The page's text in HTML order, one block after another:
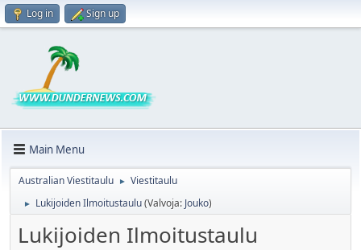
Log in Sign up
Main Menu
Australian Viestitaulu ► Viestitaulu
► Lukijoiden Ilmoitustaulu(Valvoja: Jouko)
Lukijoiden Ilmoitustaulu